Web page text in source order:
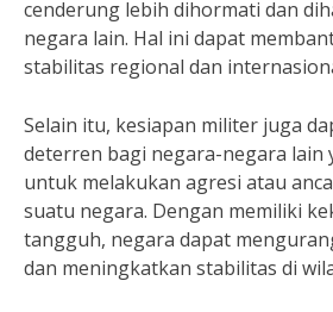
cenderung lebih dihormati dan
negara lain. Hal ini dapat
stabilitas regional dan
Selain itu, kesiapan militer juga
deterren bagi negara-negara lain
untuk melakukan agresi atau
suatu negara. Dengan memiliki
tangguh, negara dapat
dan meningkatkan stabilitas di